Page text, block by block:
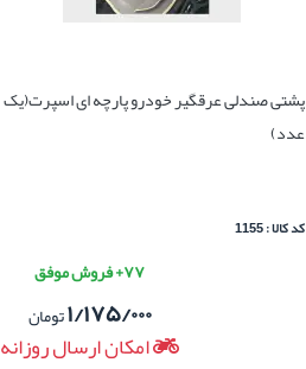
پشتی صندلی عرقگیر خودرو پارچه ای اسپرت(یک
عدد)
کد کالا : 1155
۷۷+ فروش موفق
۱/۱۷۵/۰۰۰تومان
امکان ارسال روزانه